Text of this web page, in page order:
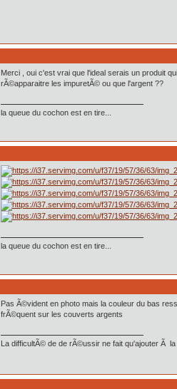
Merci , oui c'est vrai que l'ideal serais un produit
rÃ©apparaitre les impuretÃ© ou que l'argent ??
la queue du cochon est en tire...
la queue du cochon est en tire...
Pas Ã©vident en photo mais la couleur du bas
frÃ©quent sur les couverts argents
La difficultÃ© de de rÃ©ussir ne fait qu'ajouter Ã